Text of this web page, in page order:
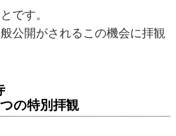
です。
公開がされるこの機会に拝観
の特別拝観